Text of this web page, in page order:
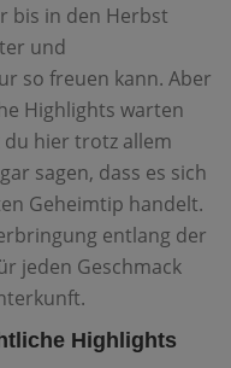
bis in den Herbst
und
so freuen kann. Aber
Highlights warten
hier trotz allem
sagen, dass es sich
Geheimtip handelt.
entlang der
jeden Geschmack
Highlights